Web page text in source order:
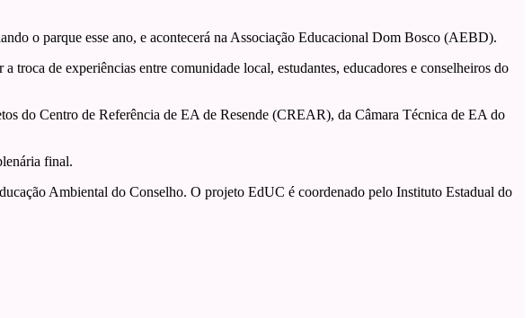
o parque esse ano, e acontecerá na Associação Educacional Dom Bosco (AEBD).
de experiências entre comunidade local, estudantes, educadores e conselheiros do
do Centro de Referência de EA de Resende (CREAR), da Câmara Técnica de EA do
final.
Ambiental do Conselho. O projeto EdUC é coordenado pelo Instituto Estadual do